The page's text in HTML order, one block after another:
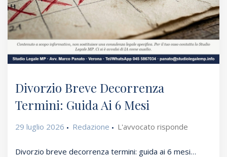
Divorzio Breve Decorrenza
Termini: Guida Ai 6 Mesi
29 luglio 2026 Redazione L'avvocato risponde
Divorzio breve decorrenza termini: guida ai 6 mesi…